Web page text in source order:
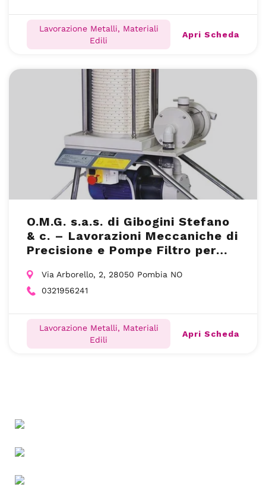
Lavorazione Metalli, Materiali
Edili
Apri Scheda
O.M.G. s.a.s. di Gibogini Stefano
& c. – Lavorazioni Meccaniche di
Precisione e Pompe Filtro per
Via Arborello, 2, 28050 Pombia NO
0321956241
Lavorazione Metalli, Materiali
Edili
Apri Scheda